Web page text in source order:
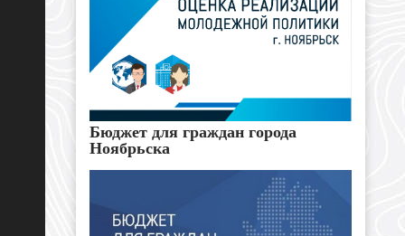
Бюджет для граждан города
Ноябрьска